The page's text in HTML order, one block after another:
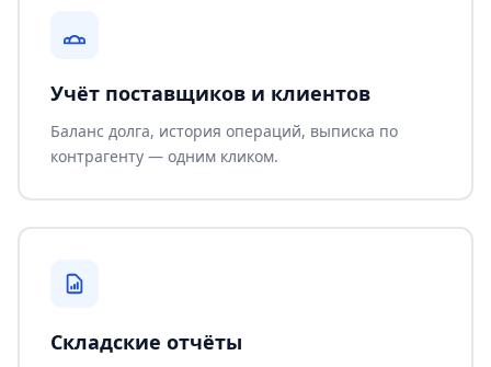
Учёт поставщиков и клиентов
Баланс долга, история операций, выписка по
контрагенту — одним кликом.
Складские отчёты